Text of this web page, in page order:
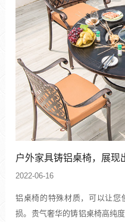
户外家具铸铝桌椅，展现
2022-06-16
铝桌椅的特殊材质，可以让您
损。贵气奢华的铸铝桌椅高纯